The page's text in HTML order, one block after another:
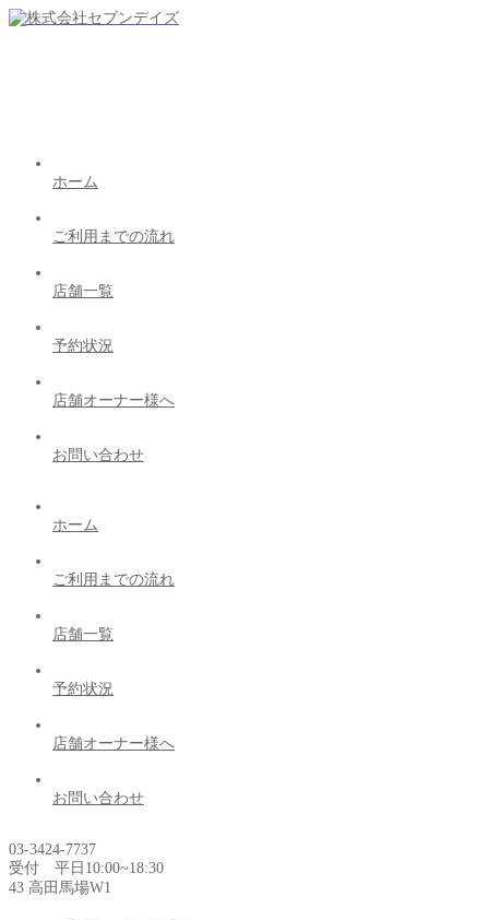
ホーム
ご利用までの流れ
店舗一覧
予約状況
店舗オーナー様へ
お問い合わせ
ホーム
ご利用までの流れ
店舗一覧
予約状況
店舗オーナー様へ
お問い合わせ
03-3424-7737
受付 平日10:00~18:30
43 高田馬場W1